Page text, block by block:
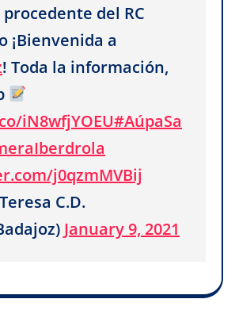
del RC
¡Bienvenida a
! Toda la información,
iN8wfjYOEU#AúpaSa
j0qzmMVBij
C.D.
January 9, 2021